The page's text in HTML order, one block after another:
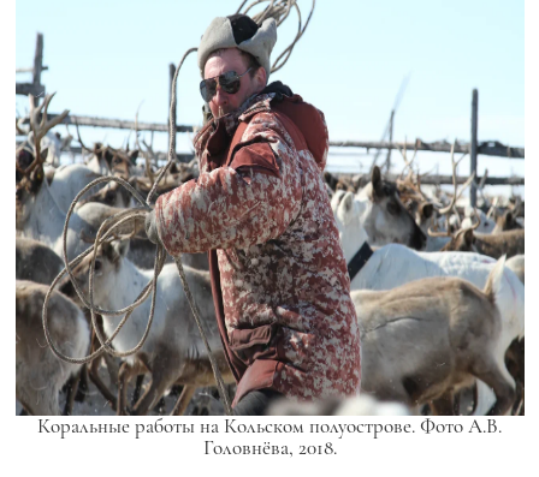
Коральные работы на Кольском полуострове. Фото А.В.
Головнёва, 2018.